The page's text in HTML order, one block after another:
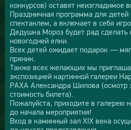
конкурсов) оставят неизгладимое
Праздничная программа для детей
спектаклем, а включает в себя
Дедушка Мороз будет рад сделать
новогодней елки.
Всех детей ожидает подарок —
пряник.
Также всех желающих мы
экспозицией картинной галереи
РАХА Александра Шилова (осмотр
стоимость билета).
Пожалуйста, приходите в галерею
до начала мероприятия!
Вход в каминный зал XIX века